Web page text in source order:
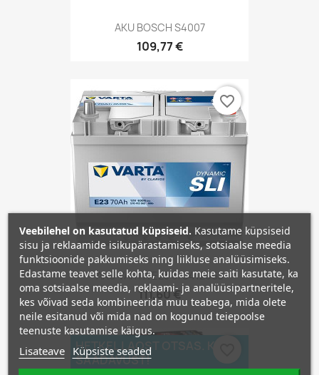
AKU BOSCH S4007
109,77 €
AKU VARTA E23 570412063
111,60 €
favorite_border
HETKEL LAOST OTSAS. KÜSI
SAADAVUST!
Veebilehel on kasutatud küpsiseid. Kasutame küpsiseid
sisu ja reklaamide isikupärastamiseks, sotsiaalse meedia
funktsioonide pakkumiseks ning liikluse analüüsimiseks.
Edastame teavet selle kohta, kuidas meie saiti kasutate, ka
oma sotsiaalse meedia, reklaami- ja analüüsipartneritele,
kes võivad seda kombineerida muu teabega, mida olete
neile esitanud või mida nad on kogunud teiepoolse
teenuste kasutamise käigus.
Lisateave Küpsiste seaded